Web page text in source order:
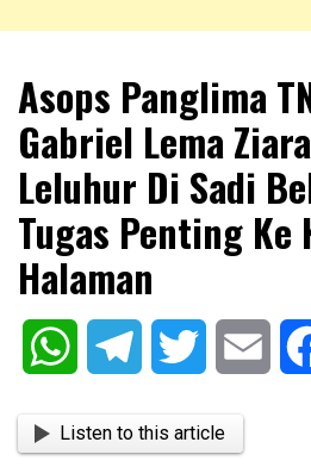
NKRIPOST
Asops Panglima
Gabriel Lema
Leluhur Di Sadi
Tugas Penting Ke
Halaman
WhatsAppTelegram Twitter
Listen to this article